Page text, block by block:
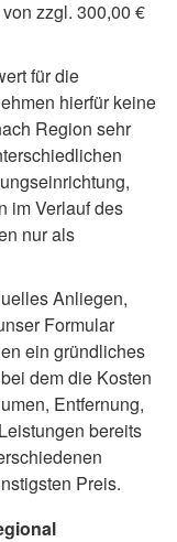
zzgl. 300,00 €
für die
hierfür keine
Region sehr
im Verlauf des
nur als
Anliegen,
Formular
ein gründliches
dem die Kosten
Entfernung,
bereits
Preis.